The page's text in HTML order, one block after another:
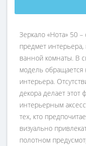
Зеркало «Нота» 50
предмет
ванной комнаты. В
модель обращается
интерьера.
декора делает
интерьерным
тех, кто
визуально
полотном